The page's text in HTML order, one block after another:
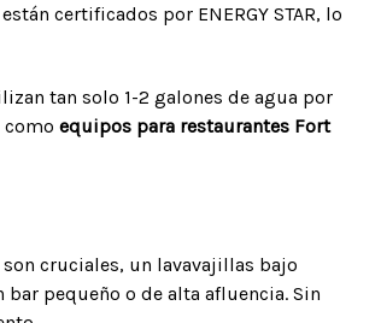
certificados por ENERGY STAR, lo
tan solo 1-2 galones de agua por
como equipos para restaurantes Fort
cruciales, un lavavajillas bajo
pequeño o de alta afluencia. Sin